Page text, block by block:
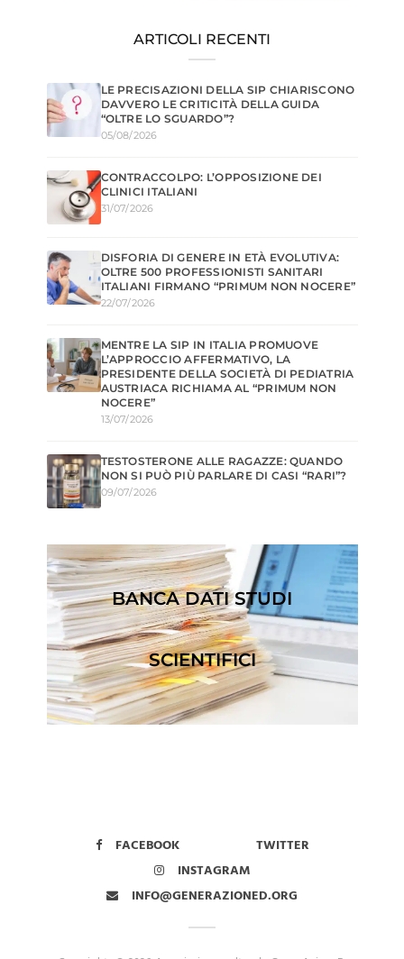
ARTICOLI RECENTI
LE PRECISAZIONI DELLA SIP CHIARISCONO
DAVVERO LE CRITICITÀ DELLA GUIDA
“OLTRE LO SGUARDO”?
05/08/2026
CONTRACCOLPO: L’OPPOSIZIONE DEI
CLINICI ITALIANI
31/07/2026
DISFORIA DI GENERE IN ETÀ EVOLUTIVA:
OLTRE 500 PROFESSIONISTI SANITARI
ITALIANI FIRMANO “PRIMUM NON NOCERE”
22/07/2026
MENTRE LA SIP IN ITALIA PROMUOVE
L’APPROCCIO AFFERMATIVO, LA
PRESIDENTE DELLA SOCIETÀ DI PEDIATRIA
AUSTRIACA RICHIAMA AL “PRIMUM NON
NOCERE”
13/07/2026
TESTOSTERONE ALLE RAGAZZE: QUANDO
NON SI PUÒ PIÙ PARLARE DI CASI “RARI”?
09/07/2026
BANCA DATI STUDI
SCIENTIFICI
FACEBOOK
TWITTER
INSTAGRAM
INFO@GENERAZIONED.ORG